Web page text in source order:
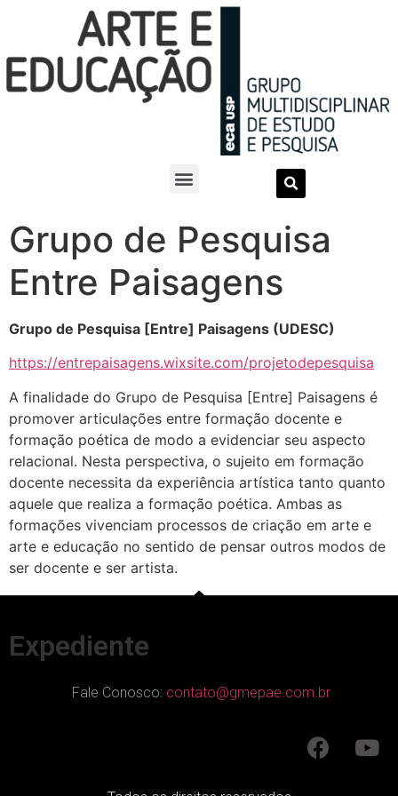
Grupo de Pesquisa
Entre Paisagens
Grupo de Pesquisa [Entre] Paisagens (UDESC)
https://entrepaisagens.wixsite.com/projetodepesquisa
A finalidade do Grupo de Pesquisa [Entre] Paisagens é
promover articulações entre formação docente e
formação poética de modo a evidenciar seu aspecto
relacional. Nesta perspectiva, o sujeito em formação
docente necessita da experiência artística tanto quanto
aquele que realiza a formação poética. Ambas as
formações vivenciam processos de criação em arte e
arte e educação no sentido de pensar outros modos de
ser docente e ser artista.
Expediente
Fale Conosco: contato@gmepae.com.br